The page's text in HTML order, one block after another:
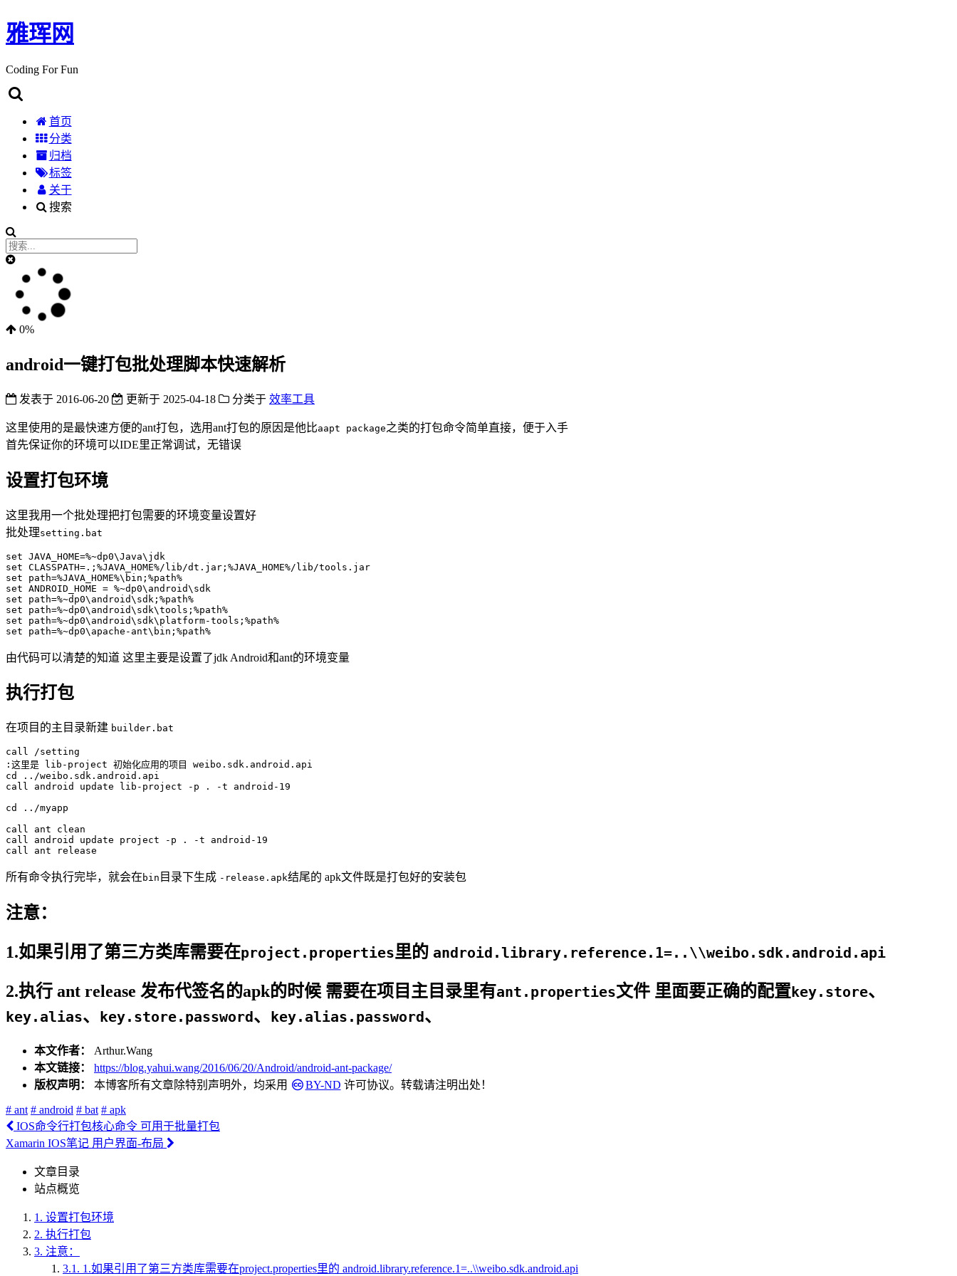
雅珲网
Coding For Fun
首页
分类
归档
标签
关于
搜索
0%
android一键打包批处理脚本快速解析
发表于 2016-06-20 更新于 2025-04-18 分类于 效率工具
这里使用的是最快速方便的ant打包，选用ant打包的原因是他比aapt package之类的打包命令简单直接，便于入手
首先保证你的环境可以IDE里正常调试，无错误
设置打包环境
这里我用一个批处理把打包需要的环境变量设置好
批处理setting.bat
set JAVA_HOME=%~dp0\Java\jdk
set CLASSPATH=.;%JAVA_HOME%/lib/dt.jar;%JAVA_HOME%/lib/tools.jar
set path=%JAVA_HOME%\bin;%path%
set ANDROID_HOME = %~dp0\android\sdk
set path=%~dp0\android\sdk;%path%
set path=%~dp0\android\sdk\tools;%path%
set path=%~dp0\android\sdk\platform-tools;%path%
由代码可以清楚的知道 这里主要是设置了jdk Android和ant的环境变量
执行打包
在项目的主目录新建 builder.bat
call /setting
:这里是 lib-project 初始化应用的项目 weibo.sdk.android.api
cd ../weibo.sdk.android.api
call android update lib-project -p . -t android-19
cd ../myapp
call ant clean
call android update project -p . -t android-19
所有命令执行完毕，就会在 bin 目录下生成 -release.apk结尾的 apk文件既是打包好的安装包
注意：
1.如果引用了第三方类库需要在project.properties里的 android.library.reference.1=..\\weibo.sdk.android.api
2.执行 ant release 发布代签名的apk的时候 需要在项目主目录里有ant.properties文件 里面要正确的配置key.store、
key.alias、 key.store.password 、 key.alias.password 、
本文作者： Arthur.Wang
本文链接：
https://blog.yahui.wang/2016/06/20/Android/android-ant-package/
版权声明： 本博客所有文章除特别声明外，均采用 BY-ND 许可协议。转载请注明出处！
# ant # android # bat # apk
IOS命令行打包核心命令 可用于批量打包
Xamarin IOS笔记 用户界面-布局
文章目录
站点概览
1. 设置打包环境
2. 执行打包
3. 注意：
3.1. 1.如果引用了第三方类库需要在project.properties里的 android.library.reference.1=..\\weibo.sdk.android.api